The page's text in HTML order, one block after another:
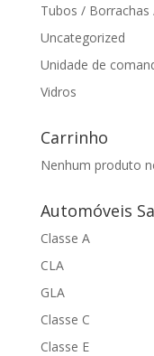
Tubos / Borrachas
Uncategorized
Unidade de
Vidros
Carrinho
Nenhum produto
Automóveis
Classe A
CLA
GLA
Classe C
Classe E